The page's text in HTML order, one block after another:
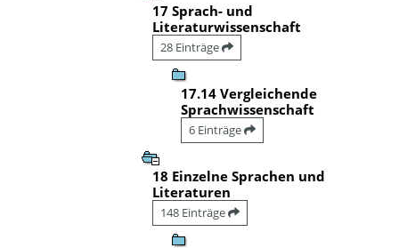
17 Sprach- und
Literaturwissenschaft
28 Einträge
17.14 Vergleichende
Sprachwissenschaft
6 Einträge
18 Einzelne Sprachen und
Literaturen
148 Einträge